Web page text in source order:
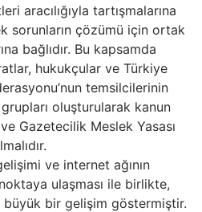
aracılığıyla tartışmalarına
sorunların çözümü için ortak
bağlıdır. Bu kapsamda
hukukçular ve Türkiye
temsilcilerinin
grupları oluşturularak kanun
Gazetecilik Meslek Yasası
ve internet ağının
ulaşması ile birlikte,
bir gelişim göstermiştir.